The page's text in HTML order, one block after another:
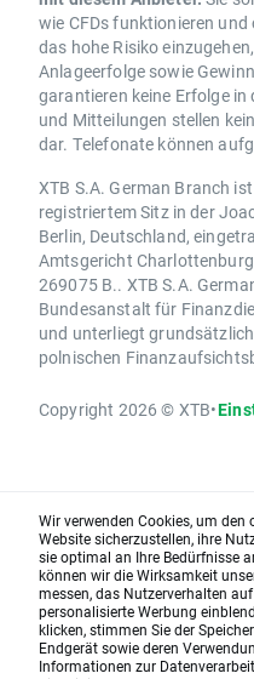
wie CFDs funktionieren und
das hohe Risiko
Anlageerfolge sowie
garantieren keine Erfolge
und Mitteilungen stellen
dar. Telefonate können
XTB S.A. German Branch
registriertem Sitz in der
Berlin, Deutschland,
Amtsgericht
269075 B.. XTB S.A.
Bundesanstalt für
und unterliegt
polnischen
Copyright 2026 © XTB•
Wir verwenden Cookies, um
Website sicherzustellen, ihre
sie optimal an Ihre Bedürfnisse
können wir die Wirksamkeit
messen, das Nutzerverhalten
personalisierte Werbung
klicken, stimmen Sie der
Endgerät sowie deren
Informationen zur